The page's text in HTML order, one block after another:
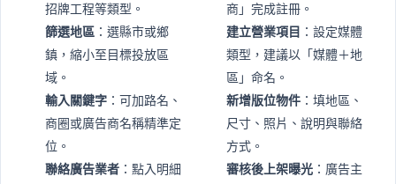
招牌工程等類型。
篩選地區 ：選縣市或鄉
鎮，縮小至目標投放區
域。
輸入關鍵字 ：可加路名、
商圈或廣告商名稱精準定
位。
聯絡廣告業者 ：點入明細
商」完成註冊。
建立營業項目 ：設定媒體
類型，建議以「媒體＋地
區」命名。
新增版位物件 ：填地區、
尺寸、照片、說明與聯絡
方式。
審核後上架曝光 ：廣告主